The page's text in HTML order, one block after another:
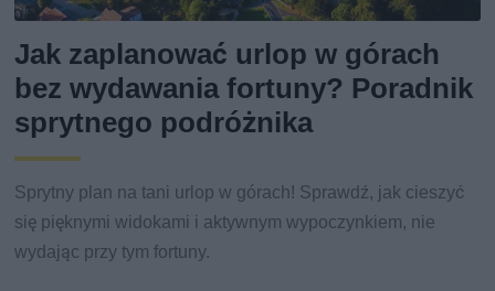
Jak zaplanować urlop w górach
bez wydawania fortuny? Poradnik
sprytnego podróżnika
Sprytny plan na tani urlop w górach! Sprawdź, jak cieszyć
się pięknymi widokami i aktywnym wypoczynkiem, nie
wydając przy tym fortuny.